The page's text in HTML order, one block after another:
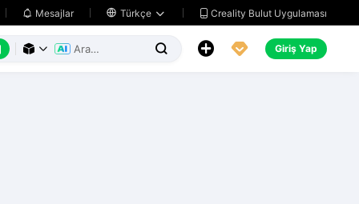
 Mesajlar  Türkçe   Creality Bulut Uygulaması
     Giriş Yap